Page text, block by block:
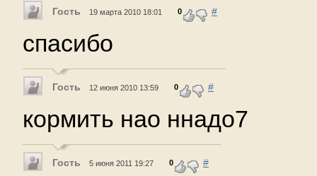
Гость 19 марта 2010 18:01 0 #
спасибо
Гость 12 июня 2010 13:59 0 #
кормить нао ннадо7
Гость 5 июня 2011 19:27 0 #